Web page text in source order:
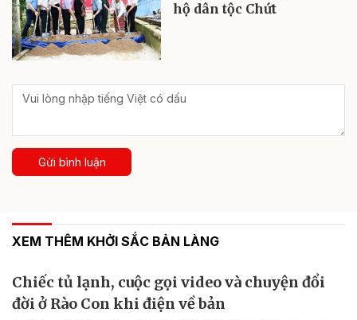
hộ dân tộc Chứt
Gửi bình luận
XEM THÊM KHỞI SẮC BẢN LÀNG
Chiếc tủ lạnh, cuộc gọi video và chuyện đổi
đời ở Rào Con khi điện về bản